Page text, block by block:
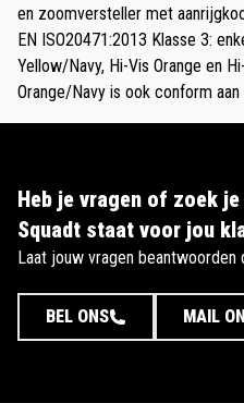
en zoomversteller met
EN ISO20471:2013 Klasse 3:
Yellow/Navy, Hi-Vis Orange en
Orange/Navy is ook conform aan
Heb je vragen of zoek
Squadt staat voor jou
Laat jouw vragen
BEL ONS MAIL